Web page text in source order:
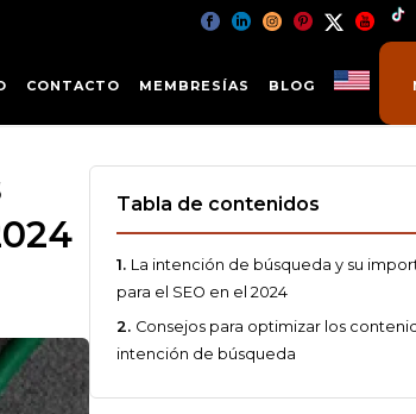
CONTACTO MEMBRESÍAS BLOG
Tabla de contenidos
La intención de búsqueda y su
para el SEO en el 2024
Consejos para optimizar los
intención de búsqueda